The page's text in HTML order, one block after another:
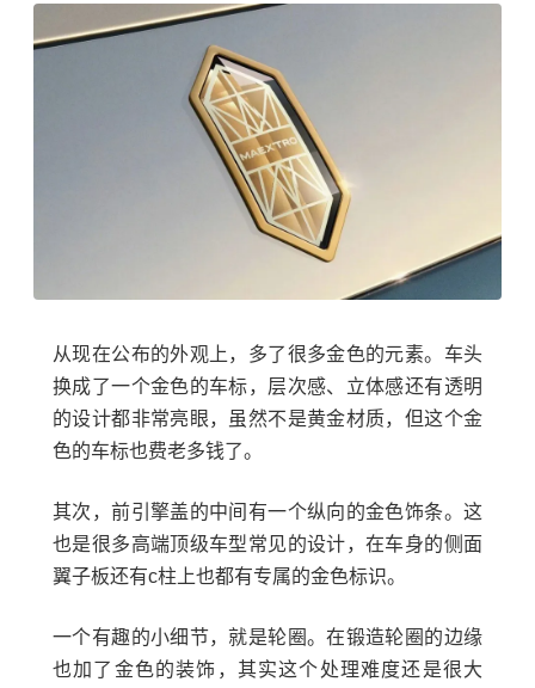
从现在公布的外观上，多了很多金色的元素。车头
换成了一个金色的车标，层次感、立体感还有透明
的设计都非常亮眼，虽然不是黄金材质，但这个金
色的车标也费老多钱了。
其次，前引擎盖的中间有一个纵向的金色饰条。这
也是很多高端顶级车型常见的设计，在车身的侧面
翼子板还有c柱上也都有专属的金色标识。
一个有趣的小细节，就是轮圈。在锻造轮圈的边缘
也加了金色的装饰，其实这个处理难度还是很大